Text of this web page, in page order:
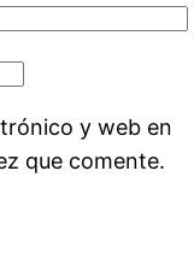
y web en
que comente.